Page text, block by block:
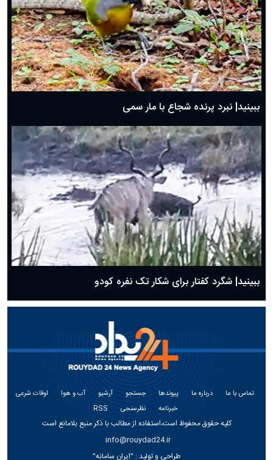
ببینید| نبرد پرنده شجاع با مار سمی
ببینید| شگرد کفتار برای شکار تک نفره کودو
تماس با ما درباره ما پیوندها جستجو آرشیو آب و هوا
اوقات شرعی
خبرنامه
نظرسنجی RSS
کلیه حقوق محفوظ است،استفاده از مطالب با ذکر منبع بلامانع است
info@rouydad24.ir
طراحی و تولید : "ایران سامانه"